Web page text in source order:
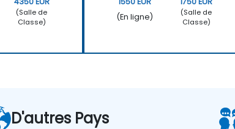
(Salle de
Classe)
(En ligne)
(Salle de
Classe)
D'autres Pays